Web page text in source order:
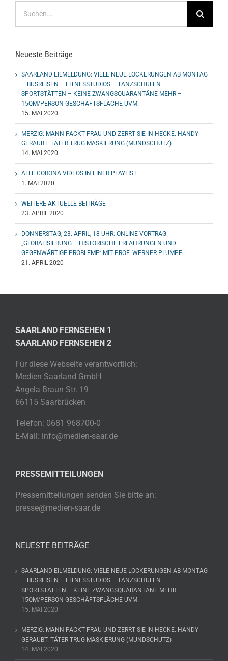
nach:
Neueste Beiträge
SAARLAND EILMELDUNG: VIELE NEUE LOCKERUNGEN AB MONTAG
– BUSREISEN – FITNESSTUDIOS – TANZSCHULEN –
SPORTSTÄTTEN – KEINE ZWANGSQUARANTÄNE MEHR –
15QM/PERSON GESCHÄFTSFLÄCHE UVM.
15. MAI 2020
MERZIG: MANN PACKT FRAU UND ZERRT SIE IN HECKE. HANDY
GERAUBT. TÄTER TRUG MASKIERUNG (MUNDSCHUTZ)
14. MAI 2020
ALLE CORONA VIDEOS IN EINER PLAYLIST.
1. MAI 2020
WEITERE AKTUELLE BEITRÄGE
23. APRIL 2020
DONNERSTAG, 23. APRIL, 18 UHR: ONLINE-VORTRAG:
„GLOBALISIERUNG – HISTORISCHE ERFAHRUNGEN UND
GEGENWÄRTIGE PROBLEME“ MIT PROF. WERNER PLUMPE
21. APRIL 2020
SAARLAND FERNSEHEN 1
SAARLAND FERNSEHEN 2
Für diese Webseite verantwortlich:
Medien Saarland GmbH
Angela Braun Str. 19
66115 Saarbrücken
Telefon: 0681 968700-0
E-Mail: info@medien-saar.de
PRESSEMITTEILUNGEN
Pressemitteilungen senden Sie bitte an:
presse@medien-saar.de
NEUESTE BEITRÄGE
SAARLAND EILMELDUNG: VIELE NEUE LOCKERUNGEN AB MONTAG
– BUSREISEN – FITNESSTUDIOS – TANZSCHULEN –
SPORTSTÄTTEN – KEINE ZWANGSQUARANTÄNE MEHR –
15QM/PERSON GESCHÄFTSFLÄCHE UVM.
15. MAI 2020
MERZIG: MANN PACKT FRAU UND ZERRT SIE IN HECKE. HANDY
GERAUBT. TÄTER TRUG MASKIERUNG (MUNDSCHUTZ)
14. MAI 2020